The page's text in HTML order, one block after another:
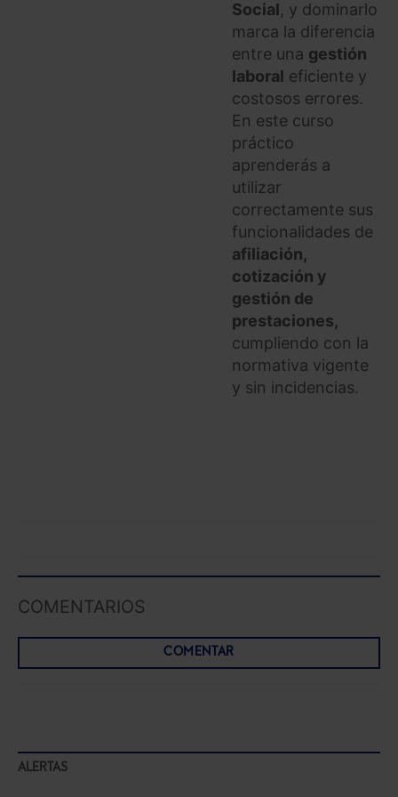
Social, y dominarlo
marca la diferencia
entre una gestión
laboral eficiente y
costosos errores.
En este curso
práctico
aprenderás a
utilizar
correctamente sus
funcionalidades de
afiliación,
cotización y
gestión de
prestaciones,
cumpliendo con la
normativa vigente
y sin incidencias.
COMENTARIOS
COMENTAR
ALERTAS